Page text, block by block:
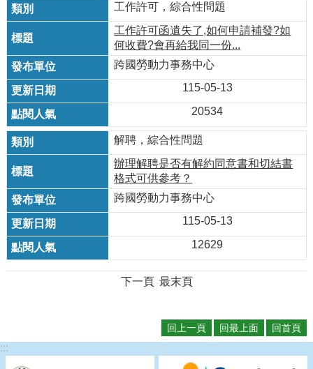
工作許可，綜合性問題
工作許可函遺失了,如何申請補發?如
何收費?會再給我同一份...
跨國勞動力事務中心
115-05-13
20534
解聘，綜合性問題
辦理解聘是否有解約同意書和切結書
格式可供參考？
跨國勞動力事務中心
115-05-13
12629
下一頁 最末頁
回上一頁 回最上面 回首頁
:::